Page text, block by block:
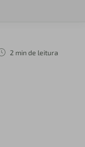
2 min de leitura